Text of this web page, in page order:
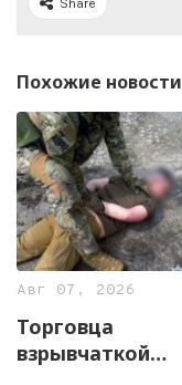
Share
Похожие новости
Авг 07, 2026
Торговца
взрывчаткой